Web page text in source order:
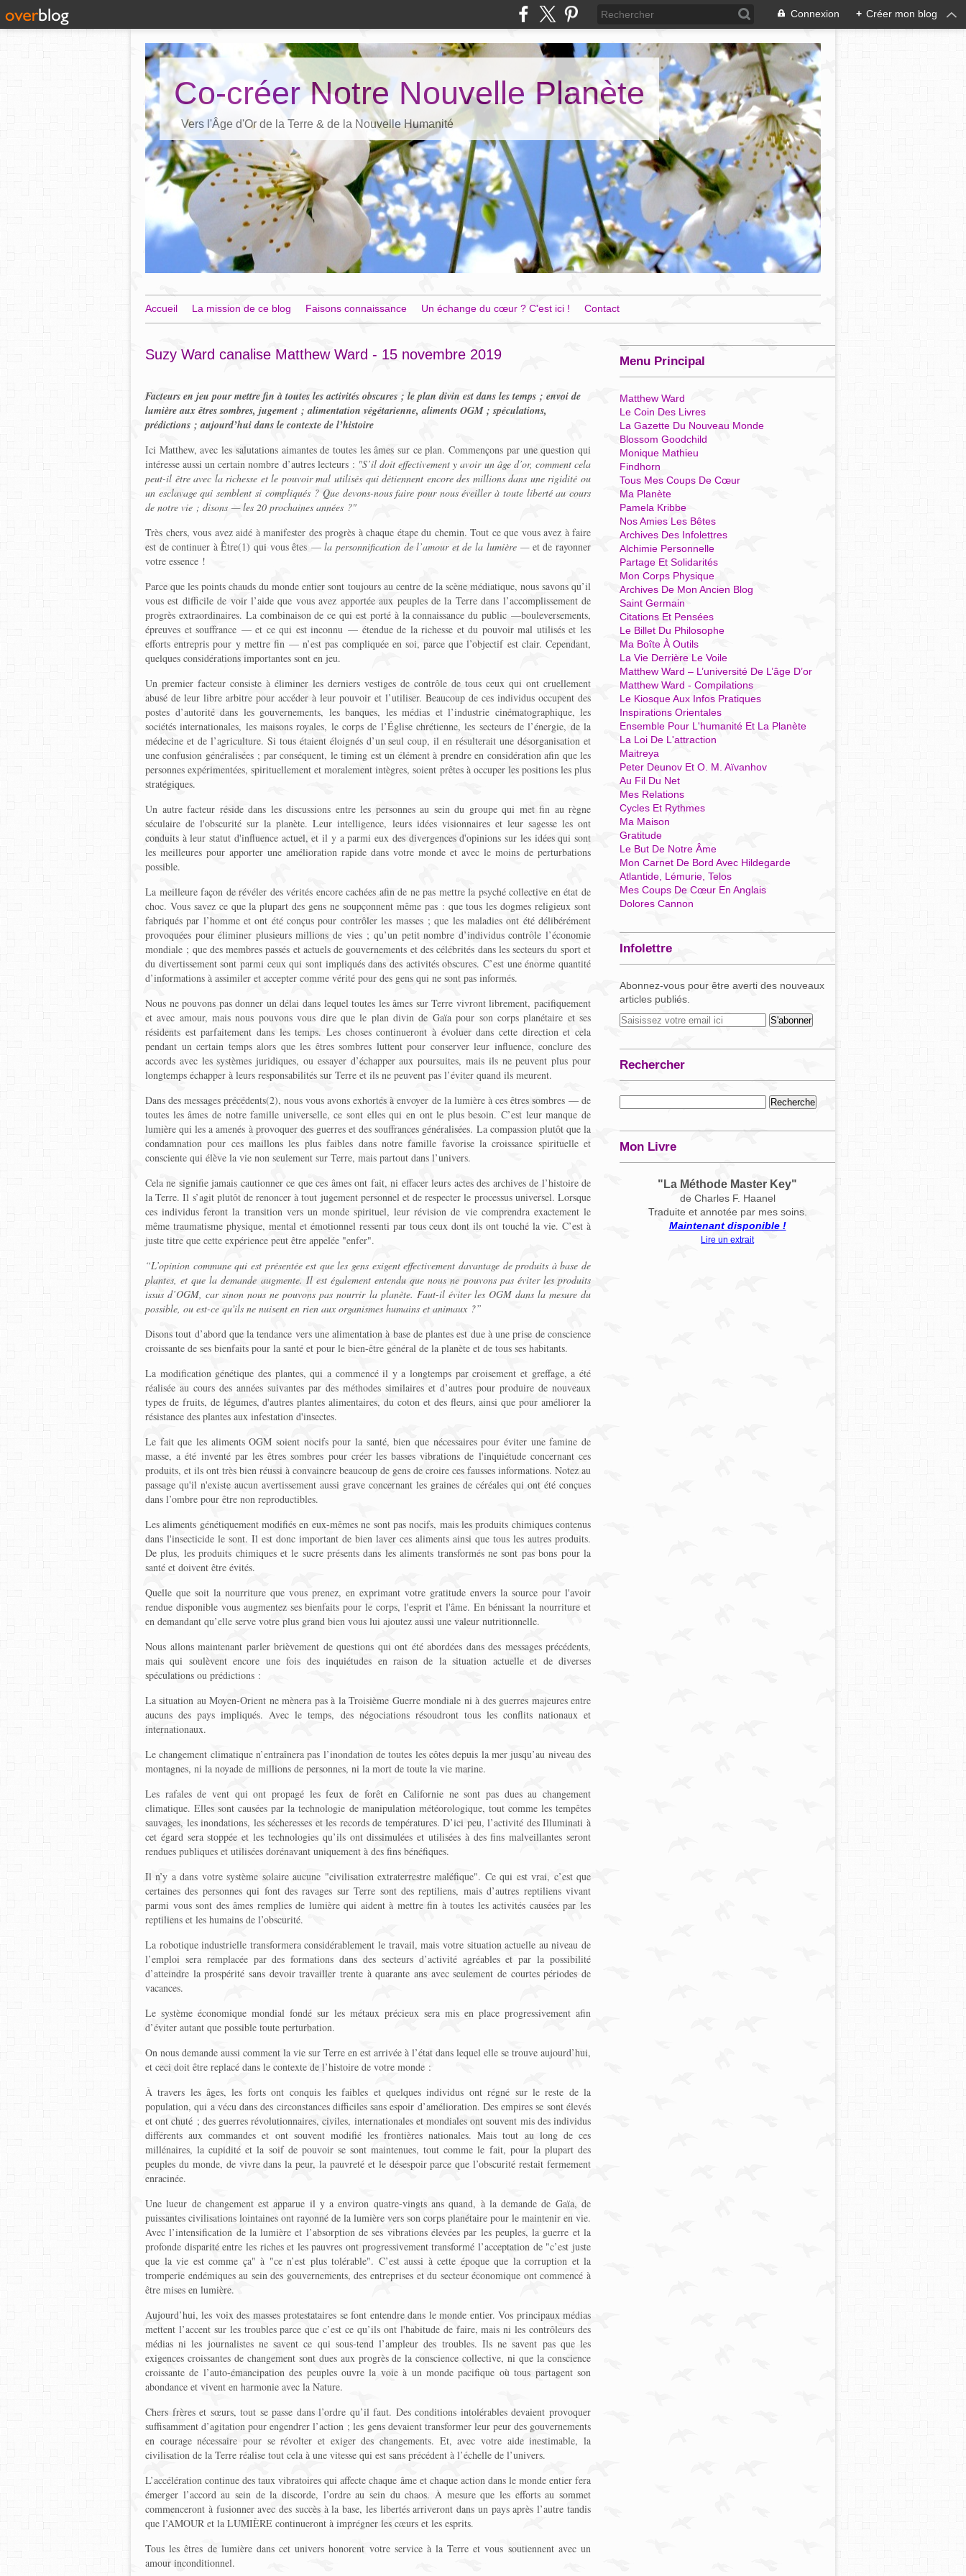
Connexion + Créer mon blog
Co-créer Notre Nouvelle Planète
Vers l'Âge d'Or de la Terre & de la Nouvelle Humanité
Accueil La mission de ce blog Faisons connaissance Un échange du cœur ? C'est ici ! Contact
Suzy Ward canalise Matthew Ward - 15 novembre 2019
Facteurs en jeu pour mettre fin à toutes les activités obscures ; le plan divin est dans les temps ; envoi de
lumière aux êtres sombres, jugement ; alimentation végétarienne, aliments OGM ; spéculations,
prédictions ; aujourd’hui dans le contexte de l’histoire
Ici Matthew, avec les salutations aimantes de toutes les âmes sur ce plan. Commençons par une question qui
intéresse aussi un certain nombre d’autres lecteurs : "S’il doit effectivement y avoir un âge d’or, comment cela
peut-il être avec la richesse et le pouvoir mal utilisés qui détiennent encore des millions dans une rigidité ou
un esclavage qui semblent si compliqués ? Que devons-nous faire pour nous éveiller à toute liberté au cours
de notre vie ; disons — les 20 prochaines années ?"
Très chers, vous avez aidé à manifester des progrès à chaque étape du chemin. Tout ce que vous avez à faire
est de continuer à Être(1) qui vous êtes —la personnification de l’amour et de la lumière — et de rayonner
votre essence !
Parce que les points chauds du monde entier sont toujours au centre de la scène médiatique, nous savons qu’il
vous est difficile de voir l’aide que vous avez apportée aux peuples de la Terre dans l’accomplissement de
progrès extraordinaires. La combinaison de ce qui est porté à la connaissance du public —bouleversements,
épreuves et souffrance — et ce qui est inconnu — étendue de la richesse et du pouvoir mal utilisés et les
efforts entrepris pour y mettre fin — n’est pas compliquée en soi, parce que l’objectif est clair. Cependant,
quelques considérations importantes sont en jeu.
Un premier facteur consiste à éliminer les derniers vestiges de contrôle de tous ceux qui ont cruellement
abusé de leur libre arbitre pour accéder à leur pouvoir et l’utiliser. Beaucoup de ces individus occupent des
postes d’autorité dans les gouvernements, les banques, les médias et l’industrie cinématographique, les
sociétés internationales, les maisons royales, le corps de l’Église chrétienne, les secteurs de l’énergie, de la
médecine et de l’agriculture. Si tous étaient éloignés d’un seul coup, il en résulterait une désorganisation et
une confusion généralisées ; par conséquent, le timing est un élément à prendre en considération afin que les
personnes expérimentées, spirituellement et moralement intègres, soient prêtes à occuper les positions les plus
stratégiques.
Un autre facteur réside dans les discussions entre les personnes au sein du groupe qui met fin au règne
séculaire de l'obscurité sur la planète. Leur intelligence, leurs idées visionnaires et leur sagesse les ont
conduits à leur statut d'influence actuel, et il y a parmi eux des divergences d'opinions sur les idées qui sont
les meilleures pour apporter une amélioration rapide dans votre monde et avec le moins de perturbations
possible.
La meilleure façon de révéler des vérités encore cachées afin de ne pas mettre la psyché collective en état de
choc. Vous savez ce que la plupart des gens ne soupçonnent même pas : que tous les dogmes religieux sont
fabriqués par l’homme et ont été conçus pour contrôler les masses ; que les maladies ont été délibérément
provoquées pour éliminer plusieurs millions de vies ; qu’un petit nombre d’individus contrôle l’économie
mondiale ; que des membres passés et actuels de gouvernements et des célébrités dans les secteurs du sport et
du divertissement sont parmi ceux qui sont impliqués dans des activités obscures. C’est une énorme quantité
d’informations à assimiler et accepter comme vérité pour des gens qui ne sont pas informés.
Nous ne pouvons pas donner un délai dans lequel toutes les âmes sur Terre vivront librement, pacifiquement
et avec amour, mais nous pouvons vous dire que le plan divin de Gaïa pour son corps planétaire et ses
résidents est parfaitement dans les temps. Les choses continueront à évoluer dans cette direction et cela
pendant un certain temps alors que les êtres sombres luttent pour conserver leur influence, conclure des
accords avec les systèmes juridiques, ou essayer d’échapper aux poursuites, mais ils ne peuvent plus pour
longtemps échapper à leurs responsabilités sur Terre et ils ne peuvent pas l’éviter quand ils meurent.
Dans des messages précédents(2), nous vous avons exhortés à envoyer de la lumière à ces êtres sombres — de
toutes les âmes de notre famille universelle, ce sont elles qui en ont le plus besoin. C’est leur manque de
lumière qui les a amenés à provoquer des guerres et des souffrances généralisées. La compassion plutôt que la
condamnation pour ces maillons les plus faibles dans notre famille favorise la croissance spirituelle et
consciente qui élève la vie non seulement sur Terre, mais partout dans l’univers.
Cela ne signifie jamais cautionner ce que ces âmes ont fait, ni effacer leurs actes des archives de l’histoire de
la Terre. Il s’agit plutôt de renoncer à tout jugement personnel et de respecter le processus universel. Lorsque
ces individus feront la transition vers un monde spirituel, leur révision de vie comprendra exactement le
même traumatisme physique, mental et émotionnel ressenti par tous ceux dont ils ont touché la vie. C’est à
juste titre que cette expérience peut être appelée "enfer".
“L’opinion commune qui est présentée est que les gens exigent effectivement davantage de produits à base de
plantes, et que la demande augmente. Il est également entendu que nous ne pouvons pas éviter les produits
issus d’OGM, car sinon nous ne pouvons pas nourrir la planète. Faut-il éviter les OGM dans la mesure du
possible, ou est-ce qu'ils ne nuisent en rien aux organismes humains et animaux ?”
Disons tout d’abord que la tendance vers une alimentation à base de plantes est due à une prise de conscience
croissante de ses bienfaits pour la santé et pour le bien-être général de la planète et de tous ses habitants.
La modification génétique des plantes, qui a commencé il y a longtemps par croisement et greffage, a été
réalisée au cours des années suivantes par des méthodes similaires et d’autres pour produire de nouveaux
types de fruits, de légumes, d'autres plantes alimentaires, du coton et des fleurs, ainsi que pour améliorer la
résistance des plantes aux infestation d'insectes.
Le fait que les aliments OGM soient nocifs pour la santé, bien que nécessaires pour éviter une famine de
masse, a été inventé par les êtres sombres pour créer les basses vibrations de l'inquiétude concernant ces
produits, et ils ont très bien réussi à convaincre beaucoup de gens de croire ces fausses informations. Notez au
passage qu'il n'existe aucun avertissement aussi grave concernant les graines de céréales qui ont été conçues
dans l’ombre pour être non reproductibles.
Les aliments génétiquement modifiés en eux-mêmes ne sont pas nocifs, mais les produits chimiques contenus
dans l'insecticide le sont. Il est donc important de bien laver ces aliments ainsi que tous les autres produits.
De plus, les produits chimiques et le sucre présents dans les aliments transformés ne sont pas bons pour la
santé et doivent être évités.
Quelle que soit la nourriture que vous prenez, en exprimant votre gratitude envers la source pour l'avoir
rendue disponible vous augmentez ses bienfaits pour le corps, l'esprit et l'âme. En bénissant la nourriture et
en demandant qu’elle serve votre plus grand bien vous lui ajoutez aussi une valeur nutritionnelle.
Nous allons maintenant parler brièvement de questions qui ont été abordées dans des messages précédents,
mais qui soulèvent encore une fois des inquiétudes en raison de la situation actuelle et de diverses
spéculations ou prédictions :
La situation au Moyen-Orient ne mènera pas à la Troisième Guerre mondiale ni à des guerres majeures entre
aucuns des pays impliqués. Avec le temps, des négociations résoudront tous les conflits nationaux et
internationaux.
Le changement climatique n’entraînera pas l’inondation de toutes les côtes depuis la mer jusqu’au niveau des
montagnes, ni la noyade de millions de personnes, ni la mort de toute la vie marine.
Les rafales de vent qui ont propagé les feux de forêt en Californie ne sont pas dues au changement
climatique. Elles sont causées par la technologie de manipulation météorologique, tout comme les tempêtes
sauvages, les inondations, les sécheresses et les records de températures. D’ici peu, l’activité des Illuminati à
cet égard sera stoppée et les technologies qu’ils ont dissimulées et utilisées à des fins malveillantes seront
rendues publiques et utilisées dorénavant uniquement à des fins bénéfiques.
Il n’y a dans votre système solaire aucune "civilisation extraterrestre maléfique". Ce qui est vrai, c’est que
certaines des personnes qui font des ravages sur Terre sont des reptiliens, mais d’autres reptiliens vivant
parmi vous sont des âmes remplies de lumière qui aident à mettre fin à toutes les activités causées par les
reptiliens et les humains de l’obscurité.
La robotique industrielle transformera considérablement le travail, mais votre situation actuelle au niveau de
l’emploi sera remplacée par des formations dans des secteurs d’activité agréables et par la possibilité
d’atteindre la prospérité sans devoir travailler trente à quarante ans avec seulement de courtes périodes de
vacances.
Le système économique mondial fondé sur les métaux précieux sera mis en place progressivement afin
d’éviter autant que possible toute perturbation.
On nous demande aussi comment la vie sur Terre en est arrivée à l’état dans lequel elle se trouve aujourd’hui,
et ceci doit être replacé dans le contexte de l’histoire de votre monde :
À travers les âges, les forts ont conquis les faibles et quelques individus ont régné sur le reste de la
population, qui a vécu dans des circonstances difficiles sans espoir d’amélioration. Des empires se sont élevés
et ont chuté ; des guerres révolutionnaires, civiles, internationales et mondiales ont souvent mis des individus
différents aux commandes et ont souvent modifié les frontières nationales. Mais tout au long de ces
millénaires, la cupidité et la soif de pouvoir se sont maintenues, tout comme le fait, pour la plupart des
peuples du monde, de vivre dans la peur, la pauvreté et le désespoir parce que l’obscurité restait fermement
enracinée.
Une lueur de changement est apparue il y a environ quatre-vingts ans quand, à la demande de Gaïa, de
puissantes civilisations lointaines ont rayonné de la lumière vers son corps planétaire pour le maintenir en vie.
Avec l’intensification de la lumière et l’absorption de ses vibrations élevées par les peuples, la guerre et la
profonde disparité entre les riches et les pauvres ont progressivement transformé l’acceptation de "c’est juste
que la vie est comme ça" à "ce n’est plus tolérable". C’est aussi à cette époque que la corruption et la
tromperie endémiques au sein des gouvernements, des entreprises et du secteur économique ont commencé à
être mises en lumière.
Aujourd’hui, les voix des masses protestataires se font entendre dans le monde entier. Vos principaux médias
mettent l’accent sur les troubles parce que c’est ce qu’ils ont l'habitude de faire, mais ni les contrôleurs des
médias ni les journalistes ne savent ce qui sous-tend l’ampleur des troubles. Ils ne savent pas que les
exigences croissantes de changement sont dues aux progrès de la conscience collective, ni que la conscience
croissante de l’auto-émancipation des peuples ouvre la voie à un monde pacifique où tous partagent son
abondance et vivent en harmonie avec la Nature.
Chers frères et sœurs, tout se passe dans l’ordre qu’il faut. Des conditions intolérables devaient provoquer
suffisamment d’agitation pour engendrer l’action ; les gens devaient transformer leur peur des gouvernements
en courage nécessaire pour se révolter et exiger des changements. Et, avec votre aide inestimable, la
civilisation de la Terre réalise tout cela à une vitesse qui est sans précédent à l’échelle de l’univers.
L’accélération continue des taux vibratoires qui affecte chaque âme et chaque action dans le monde entier fera
émerger l’accord au sein de la discorde, l’ordre au sein du chaos. À mesure que les efforts au sommet
commenceront à fusionner avec des succès à la base, les libertés arriveront dans un pays après l’autre tandis
que l’AMOUR et la LUMIÈRE continueront à imprégner les cœurs et les esprits.
Tous les êtres de lumière dans cet univers honorent votre service à la Terre et vous soutiennent avec un
amour inconditionnel.
Menu Principal
Matthew Ward
Le Coin Des Livres
La Gazette Du Nouveau Monde
Blossom Goodchild
Monique Mathieu
Findhorn
Tous Mes Coups De Cœur
Ma Planète
Pamela Kribbe
Nos Amies Les Bêtes
Archives Des Infolettres
Alchimie Personnelle
Partage Et Solidarités
Mon Corps Physique
Archives De Mon Ancien Blog
Saint Germain
Citations Et Pensées
Le Billet Du Philosophe
Ma Boîte À Outils
La Vie Derrière Le Voile
Matthew Ward – L’université De L’âge D’or
Matthew Ward - Compilations
Le Kiosque Aux Infos Pratiques
Inspirations Orientales
Ensemble Pour L'humanité Et La Planète
La Loi De L'attraction
Maitreya
Peter Deunov Et O. M. Aïvanhov
Au Fil Du Net
Mes Relations
Cycles Et Rythmes
Ma Maison
Gratitude
Le But De Notre Âme
Mon Carnet De Bord Avec Hildegarde
Atlantide, Lémurie, Telos
Mes Coups De Cœur En Anglais
Dolores Cannon
Infolettre
Abonnez-vous pour être averti des nouveaux
articles publiés.
Rechercher
Mon Livre
"La Méthode Master Key"
de Charles F. Haanel
Traduite et annotée par mes soins.
Maintenant disponible !
Lire un extrait